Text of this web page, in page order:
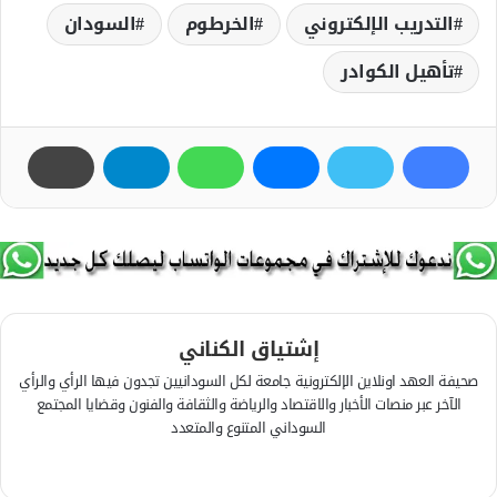
التدريب الإلكتروني الخرطوم
السودان
تأهيل الكوادر
إشتياق الكناني
صحيفة العهد اونلاين الإلكترونية جامعة لكل السودانيين تجدون فيها الرأي والرأي
الآخر عبر منصات الأخبار والاقتصاد والرياضة والثقافة والفنون وقضايا المجتمع
السوداني المتنوع والمتعدد